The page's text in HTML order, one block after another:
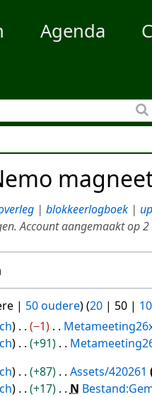
Agenda
blokkeerlogboek
Account aangemaakt op
| 50 oudere) (20 | 50 |
−1
+91
+87
Assets/420261
+17 N